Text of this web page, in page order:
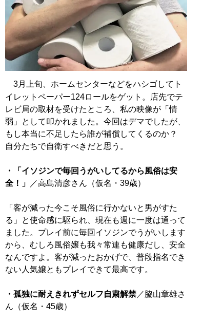
3月上旬、ホームセンターなどをハシゴしてト
イレットペーパー124ロールをゲット。店先でテ
レビ局の取材を受けたところ、私の映像が「情
弱」として叩かれました。今回はデマでしたが、
もし本当に不足したら誰が補償してくるのか？
自分たちで自衛すべきだと思う。
・「イソジンで毎回うがいしてるから風俗は安
全！」
／高島清彦さん（仮名・39歳）
「客が減った今こそ風俗に行かないと男がすた
る」と使命感に駆られ、現在も週に一度は通って
ました。プレイ前に毎回イソジンでうがいします
から、むしろ風俗嬢も我々常連も健康だし、安全
なんですよ。客が減ったおかげで、普段指名でき
ない人気嬢ともプレイできて最高です。
・孤独に耐えきれずセルフ自粛解禁／脇山章雄さ
ん（仮名・45歳）